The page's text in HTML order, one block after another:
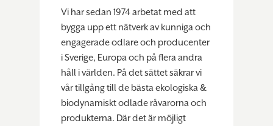
Vi har sedan 1974 arbetat med att
bygga upp ett nätverk av kunniga och
engagerade odlare och producenter
i Sverige, Europa och på flera andra
håll i världen. På det sättet säkrar vi
vår tillgång till de bästa ekologiska &
biodynamiskt odlade råvarorna och
produkterna. Där det är möjligt